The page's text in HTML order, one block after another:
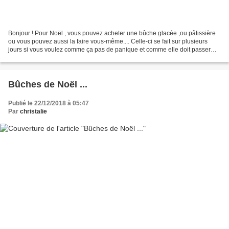
Bonjour ! Pour Noël , vous pouvez acheter une bûche glacée ,ou pâtissière
ou vous pouvez aussi la faire vous-même.... Celle-ci se fait sur plusieurs
jours si vous voulez comme ça pas de panique et comme elle doit passer
Bûches de Noël ...
Publié le 22/12/2018 à 05:47
Par christalie